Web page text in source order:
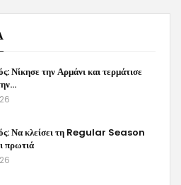
Νίκησε την Αρμάνι και τερμάτισε
Να κλείσει τη Regular Season
πρωτιά